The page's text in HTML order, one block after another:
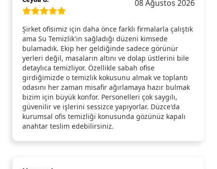
08 Ağustos 2026
Şirket ofisimiz için daha önce farklı firmalarla çalıştık
ama Su Temizlik'in sağladığı düzeni kimsede
bulamadık. Ekip her geldiğinde sadece görünür
yerleri değil, masaların altını ve dolap üstlerini bile
detaylıca temizliyor. Özellikle sabah ofise
girdiğimizde o temizlik kokusunu almak ve toplantı
odasını her zaman misafir ağırlamaya hazır bulmak
bizim için büyük konfor. Personelleri çok saygılı,
güvenilir ve işlerini sessizce yapıyorlar. Düzce'da
kurumsal ofis temizliği konusunda gözünüz kapalı
anahtar teslim edebilirsiniz.